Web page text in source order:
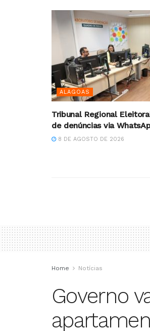
ALAGOAS
Tribunal Regional
de denúncias via
8 DE AGOSTO DE 2026
Home Notícias
Governo